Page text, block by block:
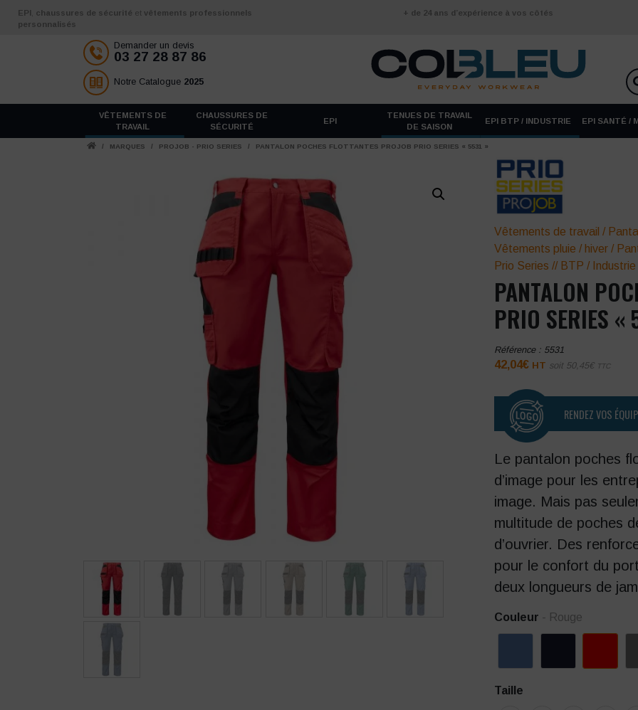
Aller au contenu
EPI chaussures de sécurité et vêtements professionnels
personnalisés
+ de 24 ans d’expérience à vos côtés
Demander un devis
03 27 28 87 86
Notre Catalogue 2025
VÊTEMENTS DE
TRAVAIL
CHAUSSURES DE
SÉCURITÉ
EPI
TENUES DE TRAVAIL
DE SAISON
EPI BTP / INDUSTRIE EPI SANTÉ /
/ MARQUES / PROJOB - PRIO SERIES / PANTALON POCHES FLOTTANTES PROJOB PRIO SERIES « 5531 »
Vêtements de travail /
Vêtements pluie / hiver /
Prio Series // BTP / Industrie
PANTALON
PRIO SERIES «
Référence : 5531
42,04€ HT soit 50,45€ TTC
RENDEZ VOS
Le pantalon poches
d’image pour les
image. Mais pas
multitude de poches
d’ouvrier. Des
pour le confort du
deux longueurs de
Couleur - Rouge
Taille